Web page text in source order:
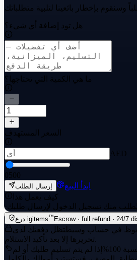
هل تود إضافة أي شيء؟
ما هي الكمية التي تحتاجها؟
السعر المستهدف
AED
0500
إرسال الطلب
ابدأ البيع
كيف يعمل هذا
·
درع igitems™ Escrow · full refund · 24/7
في حساب وسيط تظل دفعتك لدى igitems ولا يتم
تحريرها إلا بعد تأكيد الاستلام.
إذا لم يتم تسليم طلبك أو لم